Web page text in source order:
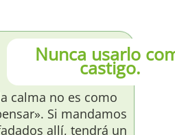
Nunca usarlo
castigo.
calma no es como
Si mandamos
allí, tendrá un